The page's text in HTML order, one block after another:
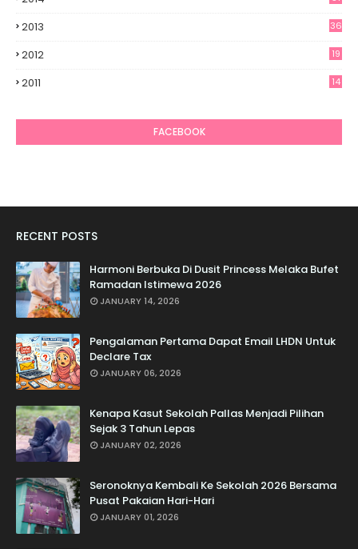
2013 36
2012
19
2011
14
FACEBOOK
RECENT POSTS
Harmoni Berbuka Di Dusit Princess Melaka Bufet
Ramadan Istimewa 2026
JANUARY 14, 2026
Pengalaman Pertama Dapat Email LHDN Untuk
Declare Tax
JANUARY 06, 2026
Kenapa Kasut Sekolah Pallas Menjadi Pilihan
Sejak 3 Tahun Lepas
JANUARY 02, 2026
Seronoknya Kembali Ke Sekolah 2026 Bersama
Pusat Pakaian Hari-Hari
JANUARY 01, 2026